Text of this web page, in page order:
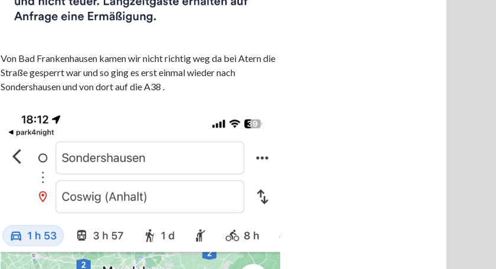
Von Bad Frankenhausen kamen wir nicht richtig weg da bei Atern die
Straße gesperrt war und so ging es erst einmal wieder nach
Sondershausen und von dort auf die A38 .